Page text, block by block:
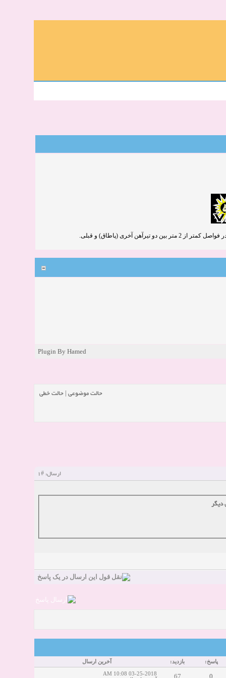
آخری (پاطاق) و قبلی.
Plugin By Hamed
حالت موضوعی| حالت خطی
ارسال:#1
پاسخ: بازدید: آخرین ارسال
0
67
03-25-2018 10:08 AM